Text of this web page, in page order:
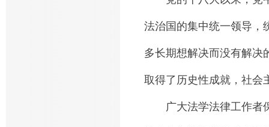
法治国的集中统一领导，
多长期想解决而没有解决
取得了历史性成就，社会
广大法学法律工作者保